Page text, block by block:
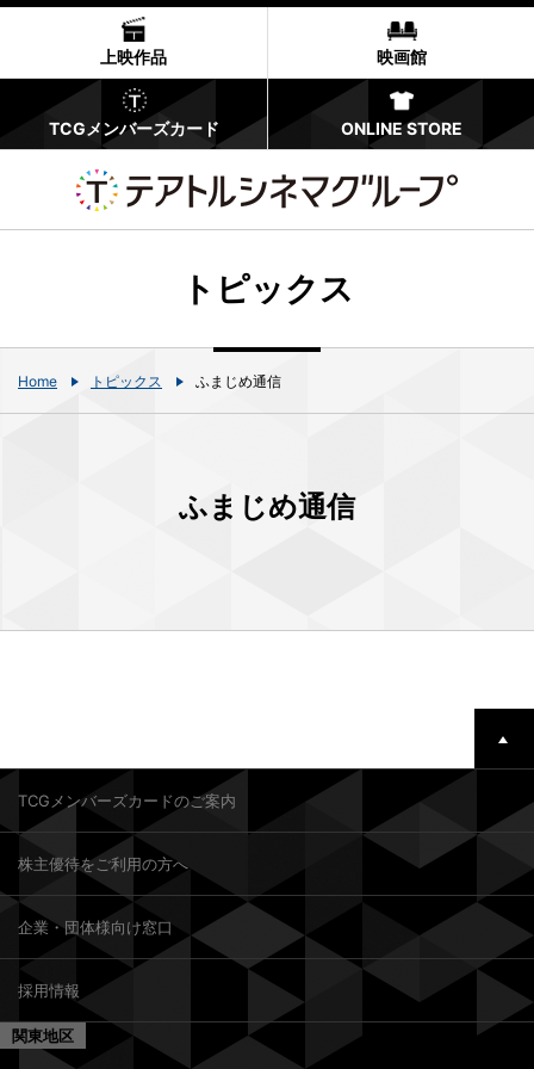
上映作品 映画館
TCGメンバーズカード ONLINE STORE
トピックス
Home トピックス ふまじめ通信
ふまじめ通信
TCGメンバーズカードのご案内
株主優待をご利用の方へ
企業・団体様向け窓口
採用情報
関東地区